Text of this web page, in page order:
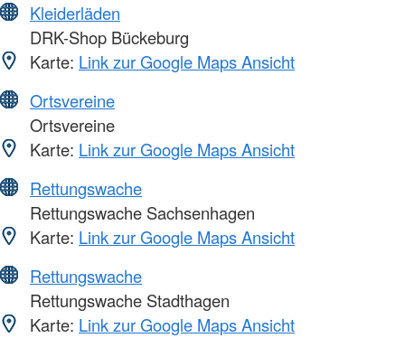
Kleiderläden
DRK-Shop Bückeburg
Karte: Link zur Google Maps Ansicht
Ortsvereine
Ortsvereine
Karte: Link zur Google Maps Ansicht
Rettungswache
Rettungswache Sachsenhagen
Karte: Link zur Google Maps Ansicht
Rettungswache
Rettungswache Stadthagen
Karte: Link zur Google Maps Ansicht